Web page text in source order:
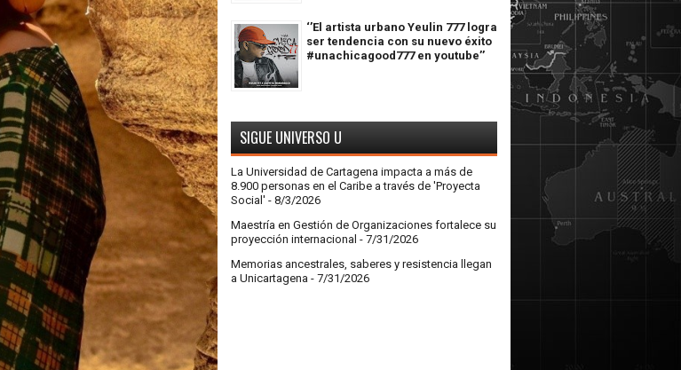
‘’El artista urbano Yeulin 777 logra
ser tendencia con su nuevo éxito
#unachicagood777 en youtube’’
SIGUE UNIVERSO U
La Universidad de Cartagena impacta a más de
8.900 personas en el Caribe a través de 'Proyecta
Social' - 8/3/2026
Maestría en Gestión de Organizaciones fortalece su
proyección internacional - 7/31/2026
Memorias ancestrales, saberes y resistencia llegan
a Unicartagena - 7/31/2026